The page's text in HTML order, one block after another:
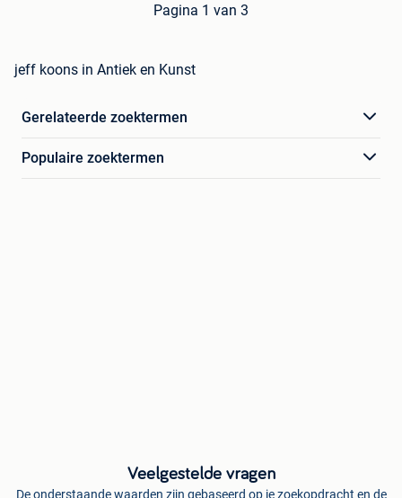
Pagina 1 van 3
jeff koons in Antiek en Kunst
Gerelateerde zoektermen
Populaire zoektermen
Veelgestelde vragen
De onderstaande waarden zijn gebaseerd op je zoekopdracht en de